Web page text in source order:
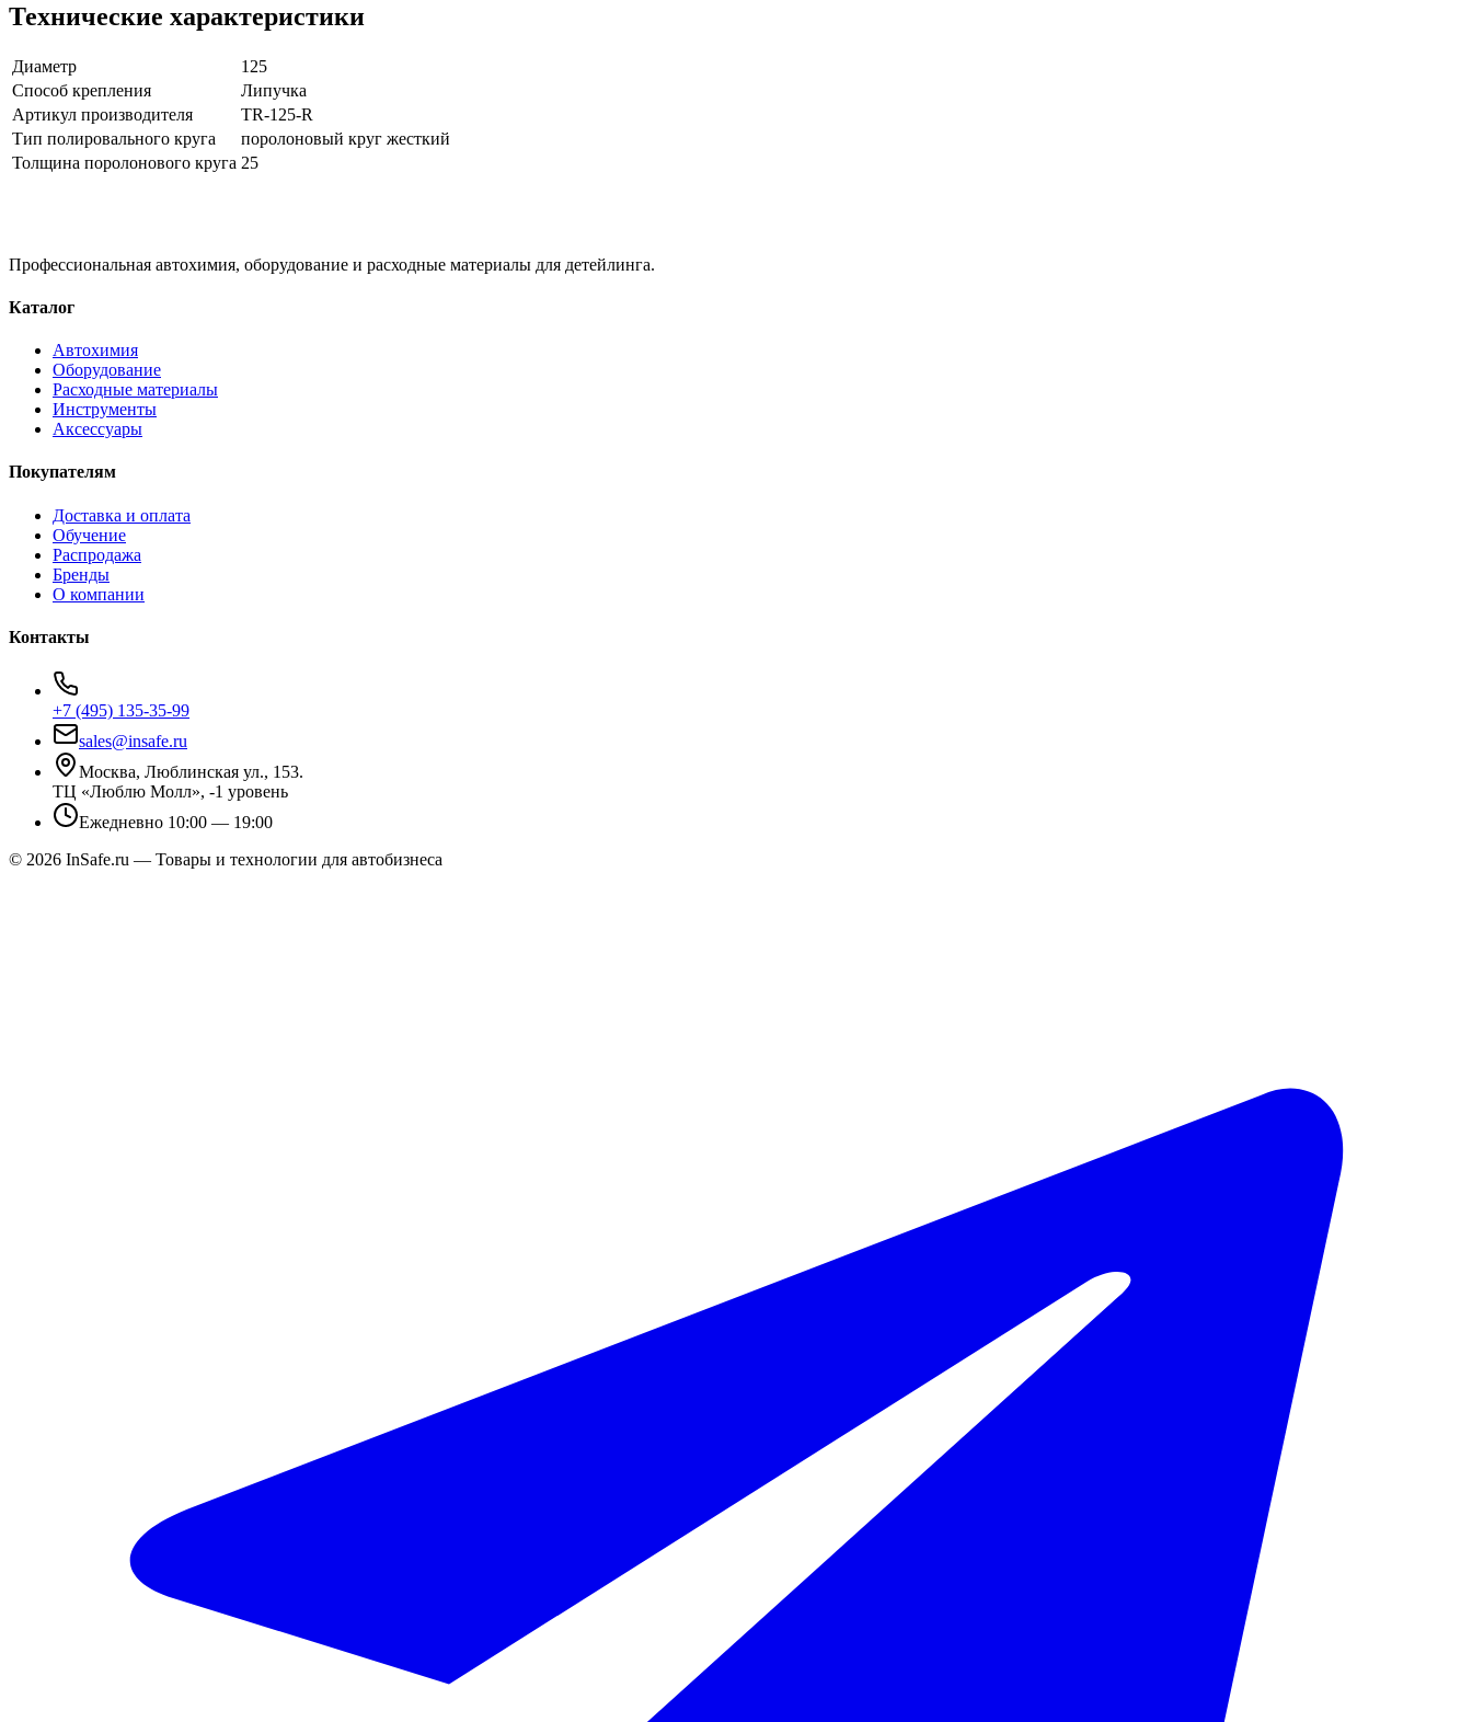
Технические характеристики
Диаметр
125
Способ крепления
Липучка
Артикул производителя
TR-125-R
Тип полировального круга
поролоновый круг жесткий
Толщина поролонового круга 25
Профессиональная автохимия, оборудование и расходные материалы для детейлинга.
Каталог
Автохимия
Оборудование
Расходные материалы
Инструменты
Аксессуары
Покупателям
Доставка и оплата
Обучение
Распродажа
Бренды
О компании
Контакты
+7 (495) 135-35-99
sales@insafe.ru
Москва, Люблинская ул., 153.
ТЦ «Люблю Молл», -1 уровень
Ежедневно 10:00 — 19:00
© 2026 InSafe.ru — Товары и технологии для автобизнеса